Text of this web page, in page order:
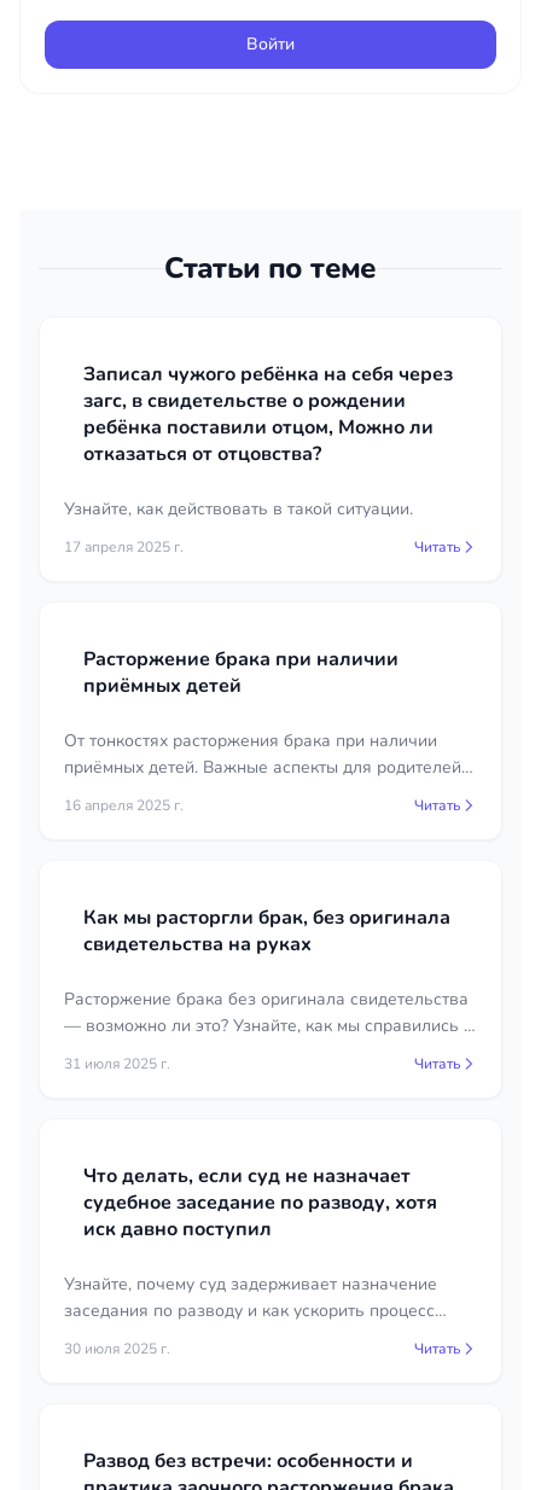
Войти
Статьи по теме
Записал чужого ребёнка на себя через
загс, в свидетельстве о рождении
ребёнка поставили отцом, Можно ли
отказаться от отцовства?
Узнайте, как действовать в такой ситуации.
17 апреля 2025 г. Читать
Расторжение брака при наличии
приёмных детей
От тонкостях расторжения брака при наличии
приёмных детей. Важные аспекты для родителей и
юридические рекомендации.
16 апреля 2025 г. Читать
Как мы расторгли брак, без оригинала
свидетельства на руках
Расторжение брака без оригинала свидетельства
— возможно ли это? Узнайте, как мы справились с
этой ситуацией и какие юридические нюансы
31 июля 2025 г. Читать
Что делать, если суд не назначает
судебное заседание по разводу, хотя
иск давно поступил
Узнайте, почему суд задерживает назначение
заседания по разводу и как ускорить процесс
рассмотрения вашего иска. Советы и
30 июля 2025 г. Читать
Развод без встречи: особенности и